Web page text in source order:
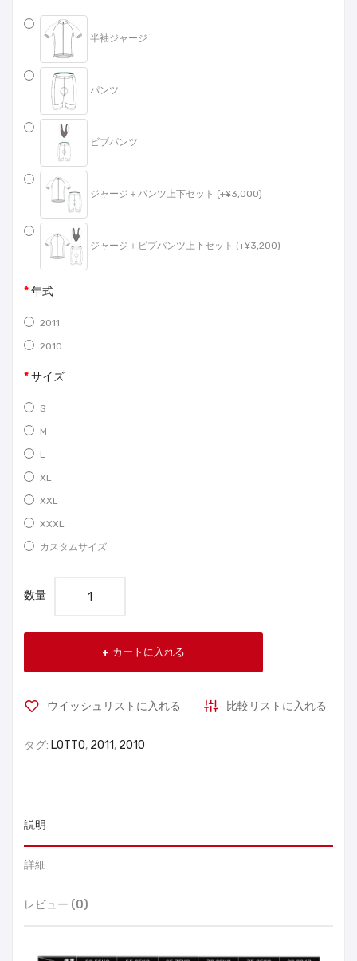
半袖ジャージ
パンツ
ビブパンツ
ジャージ＋パンツ上下セット (+¥3,000)
ジャージ＋ビブパンツ上下セット (+¥3,200)
年式
2011
2010
サイズ
S
M
L
XL
XXL
XXXL
カスタムサイズ
数量
カートに入れる
ウイッシュリストに入れる 比較リストに入れる
タグ: LOTTO, 2011, 2010
説明
詳細
レビュー (0)